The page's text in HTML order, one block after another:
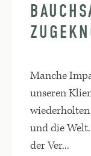
Manche
unseren
und die
der Ver...